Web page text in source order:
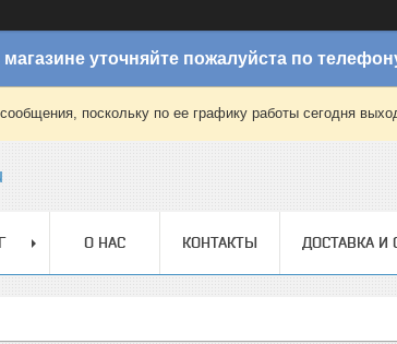
уточняйте пожалуйста по
поскольку по ее графику работы сегодня
О НАС КОНТАКТЫ ДОСТАВКА И